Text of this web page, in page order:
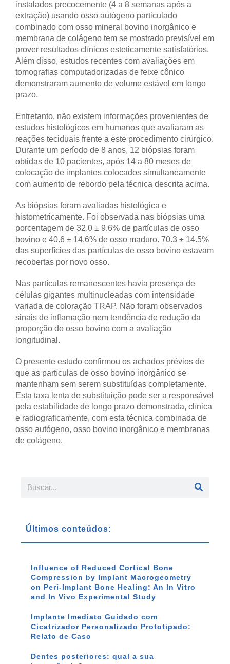
instalados precocemente (4 a 8 semanas após a
extração) usando osso autógeno particulado
combinado com osso mineral bovino inorgânico e
membrana de colágeno tem se mostrado previsível em
prover resultados clínicos esteticamente satisfatórios.
Além disso, estudos recentes com avaliações em
tomografias computadorizadas de feixe cônico
demonstraram aumento de volume estável em longo
prazo.
Entretanto, não existem informações provenientes de
estudos histológicos em humanos que avaliaram as
reações teciduais frente a este procedimento cirúrgico.
Durante um período de 8 anos, 12 biópsias foram
obtidas de 10 pacientes, após 14 a 80 meses de
colocação de implantes colocados simultaneamente
com aumento de rebordo pela técnica descrita acima.
As biópsias foram avaliadas histológica e
histometricamente. Foi observada nas biópsias uma
porcentagem de 32.0 ± 9.6% de partículas de osso
bovino e 40.6 ± 14.6% de osso maduro. 70.3 ± 14.5%
das superfícies das partículas de osso bovino estavam
recobertas por novo osso.
Nas partículas remanescentes havia presença de
células gigantes multinucleadas com intensidade
variada de coloração TRAP. Não foram observados
sinais de inflamação nem tendência de redução da
proporção do osso bovino com a avaliação
longitudinal.
O presente estudo confirmou os achados prévios de
que as partículas de osso bovino inorgânico se
mantenham sem serem substituídas completamente.
Esta taxa lenta de substituição pode ser a responsável
pela estabilidade de longo prazo demonstrada, clínica
e radiograficamente, com esta técnica combinada de
osso autógeno, osso bovino inorgânico e membranas
de colágeno.
Últimos conteúdos:
Influence of Reduced Cortical Bone
Compression by Implant Macrogeometry
on Peri-Implant Bone Healing: An In Vitro
and In Vivo Experimental Study
Implante Imediato Guidado com
Cicatrizador Personalizado Prototipado:
Relato de Caso
Dentes posteriores: qual a sua